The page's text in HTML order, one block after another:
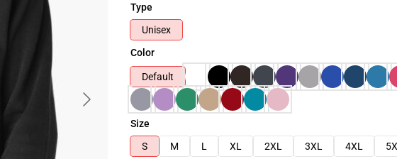
Type
Unisex
Color
Default
Size
S
M L XL 2XL 3XL 4XL